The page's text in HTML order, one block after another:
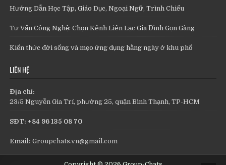
Hướng Dẫn Học Tập, Giáo Dục, Ngoại Ngữ, Trình Chiếu
Tư Vấn Công Nghệ: Chọn Kênh Liên Lạc Gia Đình Gọn Gàng
Kiến thức đời sống và mẹo ứng dụng hằng ngày ở khu phố
LIÊN HỆ
Địa chỉ:
23/5 Nguyễn Gia Trí, phường 25, quận Bình Thạnh, TP-HCM
SĐT: +84 96 135 08 70
Email: Groupchats.vn@gmail.com